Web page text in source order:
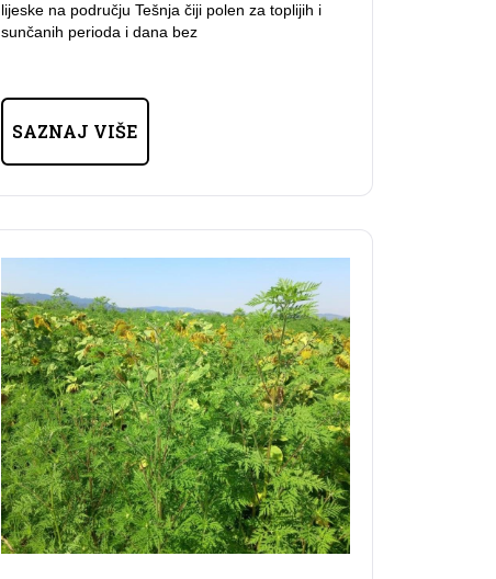
lijeske na području Tešnja čiji polen za toplijih i
sunčanih perioda i dana bez
SAZNAJ VIŠE